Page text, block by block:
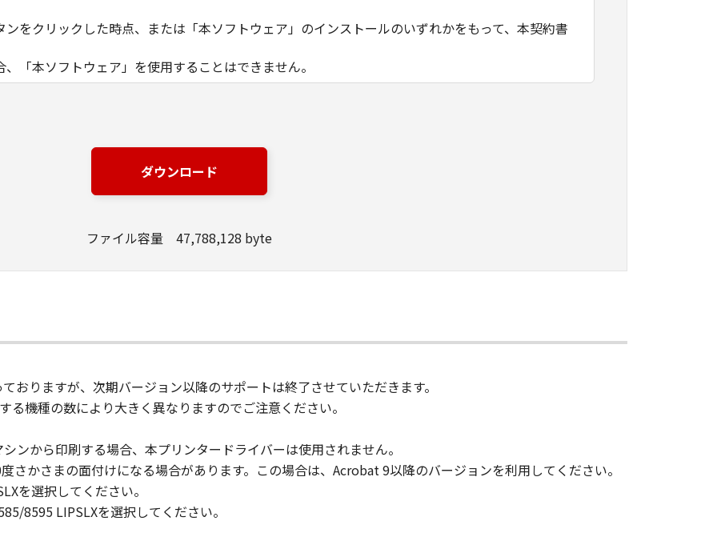
をクリックした時点、または「本ソフトウェア」のインストールのいずれかをもって、本契約書
「本ソフトウェア」を使用することはできません。
」と言います。）において、「本ソフトウェア」を使用（本契約書においては、「本ソフトウェ
インストールすること、またはコンピューターにおいて表示すること、アクセスすること、もしく
します。）するための非独占的権利をお客様に対して許諾します。お客様は、また「指定機器」に
ピューター上で、かかるコンピューターの使用者に対して「本ソフトウェア」を使用させることが
き、キヤノンまたはキヤノンのライセンサーのいかなる知的財産権も、明示たると黙示たるとを問
るいは許諾されるものではありません。
部または一部を修正、改変、逆コンパイル、逆アセンブル、その他リバースエンジニアリング等
のような行為をさせてはなりません。
るキヤノンまたはキヤノンのライセンサーの著作権表示を変更し、除去しもしくは削除してはな
ダウンロード
ファイル容量 47,788,128 byte
おりますが、次期バージョン以降のサポートは終了させていただきます。
る機種の数により大きく異なりますのでご注意ください。
ンから印刷する場合、本プリンタードライバーは使用されません。
さかさまの面付けになる場合があります。この場合は、Acrobat 9以降のバージョンを利用してください。
を選択してください。
8595 LIPSLXを選択してください。